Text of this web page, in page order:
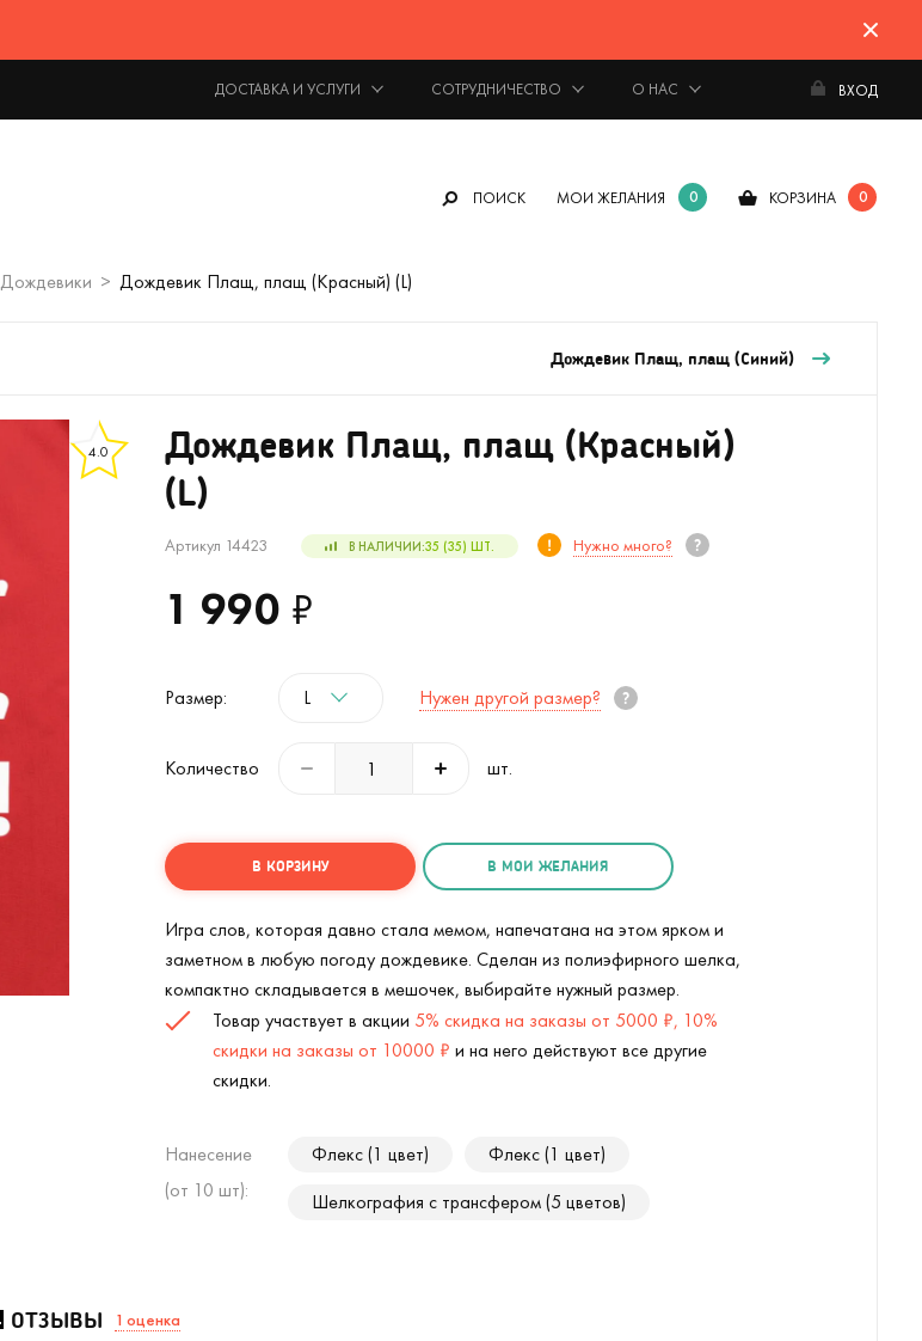
ДОСТАВКА И УСЛУГИ СОТРУДНИЧЕСТВО О НАС ВХОД
ПОИСК МОИ ЖЕЛАНИЯ 0 КОРЗИНА 0
Дождевики Дождевик Плащ, плащ (Красный) (L)
Дождевик Плащ, плащ (Синий)
4.0
Дождевик Плащ, плащ (Красный) (1 /3) Дождевик Плащ, плащ (Красный)
Дождевик Плащ, плащ (Красный)
(L)
Артикул 14423 В НАЛИЧИИ:35 (35) ШТ. Нужно много?
1 990 ₽
Размер: L Нужен другой размер?
Количество шт.
В КОРЗИНУ В МОИ ЖЕЛАНИЯ
Игра слов, которая давно стала мемом, напечатана на этом ярком и
заметном в любую погоду дождевике. Сделан из полиэфирного шелка,
компактно складывается в мешочек, выбирайте нужный размер.
Товар участвует в акции 5% скидка на заказы от 5000 ₽, 10%
скидки на заказы от 10000 ₽ и на него действуют все другие
скидки.
Нанесение
(от 10 шт):
Флекс (1 цвет)
Флекс (1 цвет)
Шелкография с трансфером (5 цветов)
ОТЗЫВЫ 1 оценка